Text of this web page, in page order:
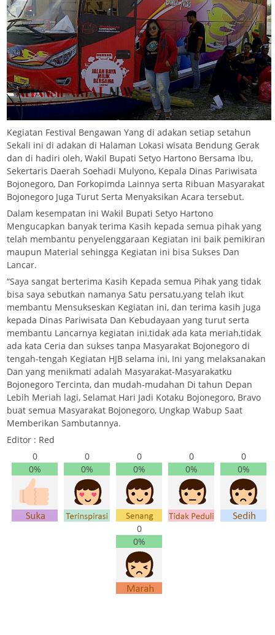
Kegiatan Festival Bengawan Yang di adakan setiap setahun
Sekali ini di adakan di Halaman Lokasi wisata Bendung Gerak
dan di hadiri oleh, Wakil Bupati Setyo Hartono Bersama Ibu,
Sekertaris Daerah Soehadi Mulyono, Kepala Dinas Pariwisata
Bojonegoro, Dan Forkopimda Lainnya serta Ribuan Masyarakat
Bojonegoro Juga Turut Serta Menyaksikan Acara tersebut.
Dalam kesempatan ini Wakil Bupati Setyo Hartono
Mengucapkan banyak terima Kasih kepada semua pihak yang
telah membantu penyelenggaraan Kegiatan ini baik pemikiran
maupun Material sehingga Kegiatan ini bisa Sukses Dan
Lancar.
“Saya sangat berterima Kasih Kepada semua Pihak yang tidak
bisa saya sebutkan namanya Satu persatu,yang telah ikut
membantu Mensukseskan Kegiatan ini, dan terima kasih juga
kepada Dinas Pariwisata Dan Kebudayaan yang turut serta
membantu Lancarnya kegiatan ini,tidak ada kata meriah,tidak
ada kata Ceria dan sukses tanpa Masyarakat Bojonegoro di
tengah-tengah Kegiatan HJB selama ini, Ini yang melaksanakan
Dan yang menikmati adalah Masyarakat-Masyarakatku
Bojonegoro Tercinta, dan mudah-mudahan Di tahun Depan
Lebih Meriah lagi, Selamat Hari Jadi Kotaku Bojonegoro, Bravo
buat semua Masyarakat Bojonegoro, Ungkap Wabup Saat
Memberikan Sambutannya.
Editor : Red
0
0%
0
0%
0
0%
0
0%
0
0%
0
0%